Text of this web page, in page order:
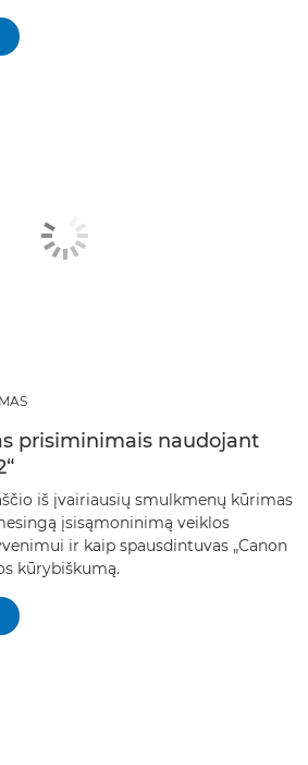
prisiminimais naudojant
iš įvairiausių smulkmenų kūrimas
įsisąmoninimą veiklos
ir kaip spausdintuvas „Canon
kūrybiškumą.